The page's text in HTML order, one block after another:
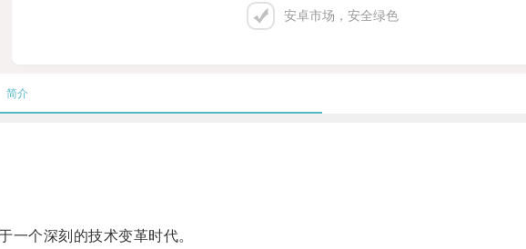
安卓市场，安全绿色
简介
个深刻的技术变革时代。